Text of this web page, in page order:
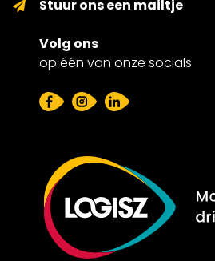
Stuur ons een mailtje
Volg ons
op één van onze socials